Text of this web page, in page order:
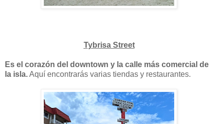
Tybrisa Street
Es el corazón del downtown y la calle más comercial de
la isla.Aquí encontrarás varias tiendas y restaurantes.